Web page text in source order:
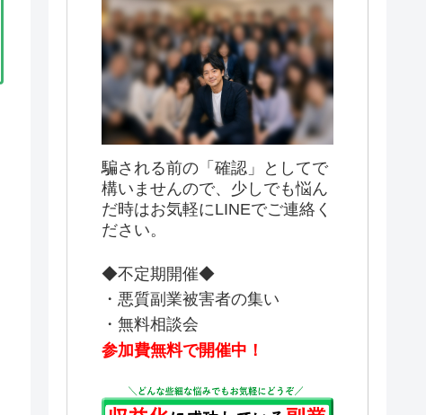
騙される前の「確認」としてで
構いませんので、少しでも悩ん
だ時はお気軽にLINEでご連絡く
ださい。
◆不定期開催◆
・悪質副業被害者の集い
・無料相談会
参加費無料で開催中！